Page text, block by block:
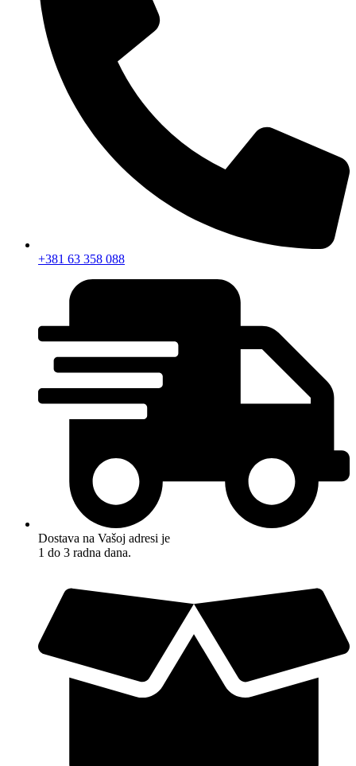
+381 63 358 088
Dostava na Vašoj adresi je
1 do 3 radna dana.